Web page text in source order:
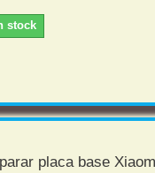
stock
placa base